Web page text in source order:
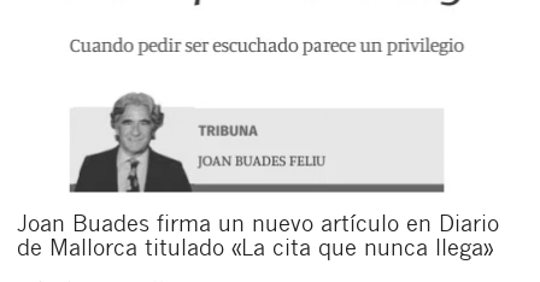
Joan Buades firma un nuevo artículo en Diario
de Mallorca titulado «La cita que nunca llega»